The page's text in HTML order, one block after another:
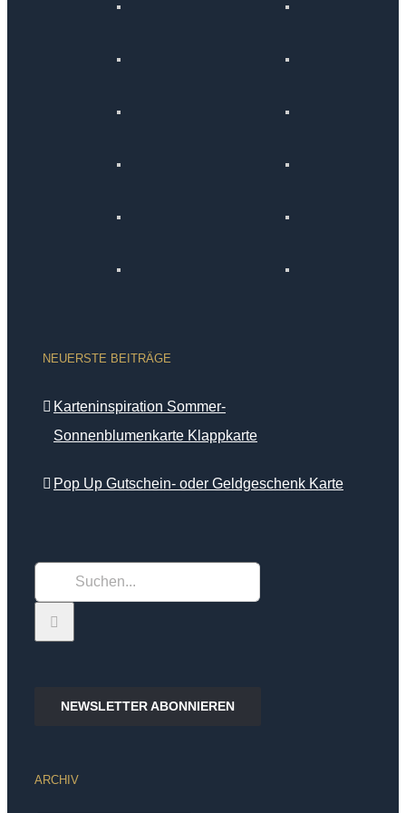
NEUERSTE BEITRÄGE
Karteninspiration Sommer-
Sonnenblumenkarte Klappkarte
Pop Up Gutschein- oder Geldgeschenk Karte
nach:
NEWSLETTER ABONNIEREN
ARCHIV